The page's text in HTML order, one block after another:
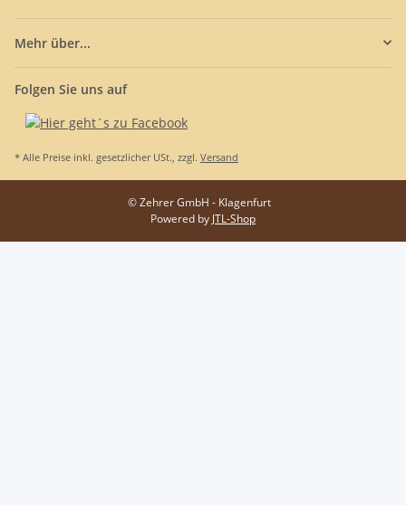
Mehr über...
Folgen Sie uns auf
* Alle Preise inkl. gesetzlicher USt., zzgl. Versand
© Zehrer GmbH - Klagenfurt
Powered by JTL-Shop